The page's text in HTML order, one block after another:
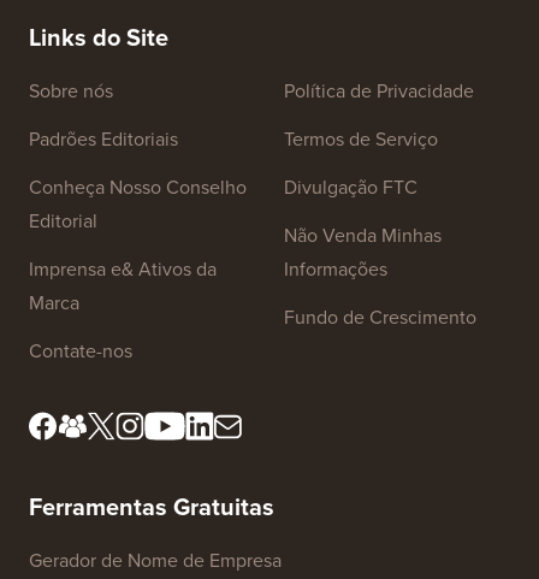
Links do Site
Sobre nós
Padrões Editoriais
Conheça Nosso Conselho
Editorial
Imprensa e& Ativos da
Marca
Contate-nos
Política de Privacidade
Termos de Serviço
Divulgação FTC
Não Venda Minhas
Informações
Fundo de Crescimento
Ferramentas Gratuitas
Gerador de Nome de Empresa